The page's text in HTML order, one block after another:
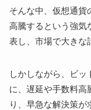
そんな中、仮想通貨
高騰するという強気
表し、市場で大きな
しかしながら、ビッ
に、遅延や手数料高
り、早急な解決策が